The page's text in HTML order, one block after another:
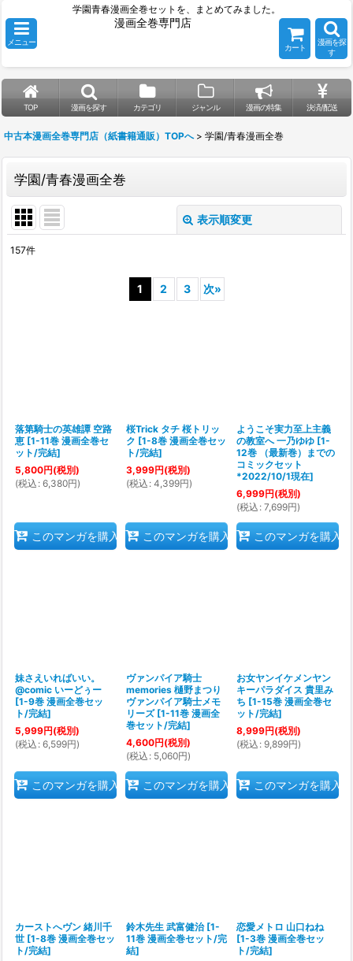
学園青春漫画全巻セットを、まとめてみました。
メニュー
漫画全巻専門店
カート
漫画を探
す
TOP 漫画を探す カテゴリ ジャンル 漫画の特集 決済/配送
中古本漫画全巻専門店（紙書籍通販）TOPへ > 学園/青春漫画全巻
学園/青春漫画全巻
表示順変更
157件
1 2 3 次»
落第騎士の英雄譚 空路
恵 [1-11巻 漫画全巻セ
ット/完結]
5,800円(税別)
(税込 : 6,380円)
このマンガを購入
桜Trick タチ 桜トリッ
ク [1-8巻 漫画全巻セッ
ト/完結]
3,999円(税別)
(税込 : 4,399円)
このマンガを購入
ようこそ実力至上主義
の教室へ 一乃ゆゆ [1-
12巻 （最新巻）までの
コミックセット
*2022/10/1現在]
6,999円(税別)
(税込 : 7,699円)
このマンガを購入
妹さえいればいい。
@comic いーどぅー
[1-9巻 漫画全巻セッ
ト/完結]
5,999円(税別)
(税込 : 6,599円)
このマンガを購入
ヴァンパイア騎士
memories 樋野まつり
ヴァンパイア騎士メモ
リーズ [1-11巻 漫画全
巻セット/完結]
4,600円(税別)
(税込 : 5,060円)
このマンガを購入
お女ヤンイケメンヤン
キーパラダイス 貴里み
ち [1-15巻 漫画全巻セ
ット/完結]
8,999円(税別)
(税込 : 9,899円)
このマンガを購入
カーストへヴン 緒川千
世 [1-8巻 漫画全巻セッ
ト/完結]
鈴木先生 武富健治 [1-
11巻 漫画全巻セット/完
結]
恋愛メトロ 山口ねね
[1-3巻 漫画全巻セッ
ト/完結]